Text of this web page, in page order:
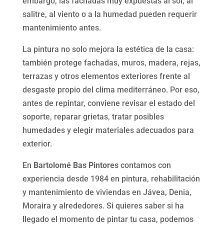
salitre, al viento o a la humedad pueden requerir
mantenimiento antes.
La pintura no solo mejora la estética de la casa:
también protege fachadas, muros, madera, rejas,
terrazas y otros elementos exteriores frente al
desgaste propio del clima mediterráneo. Por eso,
antes de repintar, conviene revisar el estado del
soporte, reparar grietas, tratar posibles
humedades y elegir materiales adecuados para
exterior.
En Bartolomé Bas Pintorescontamos con
experiencia desde 1984 en pintura, rehabilitación
y mantenimiento de viviendas en Jávea, Denia,
Moraira y alrededores. Si quieres saber si ha
llegado el momento de pintar tu casa, podemos